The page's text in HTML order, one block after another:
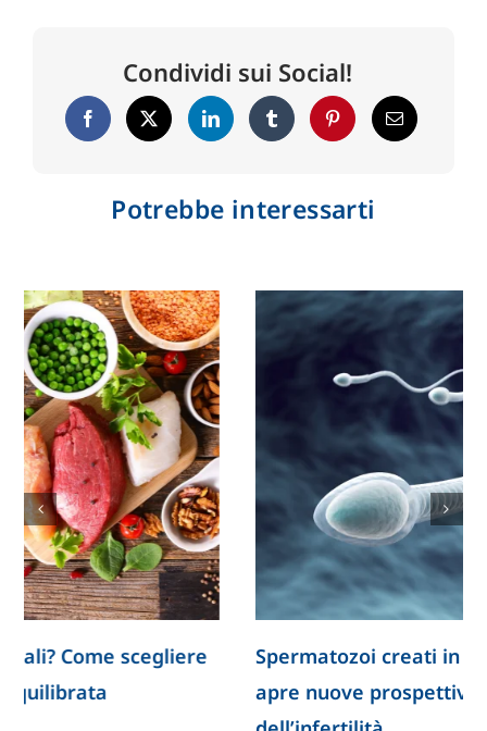
Condividi sui Social!
Potrebbe interessarti
Spermatozoi creati in laboratorio: la ricerca
apre nuove prospettive per lo studio